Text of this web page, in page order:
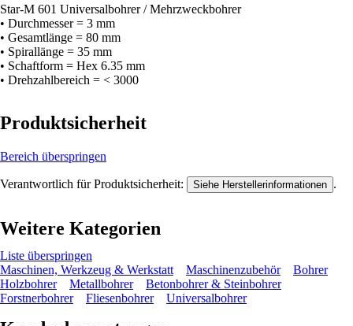
Star-M 601 Universalbohrer / Mehrzweckbohrer
• Durchmesser = 3 mm
• Gesamtlänge = 80 mm
• Spirallänge = 35 mm
• Schaftform = Hex 6.35 mm
• Drehzahlbereich = < 3000
Produktsicherheit
Bereich überspringen
Verantwortlich für Produktsicherheit: Siehe Herstellerinformationen .
Weitere Kategorien
Liste überspringen
Maschinen, Werkzeug & Werkstatt
Maschinenzubehör
Bohrer
Holzbohrer
Metallbohrer
Betonbohrer & Steinbohrer
Forstnerbohrer
Fliesenbohrer Universalbohrer